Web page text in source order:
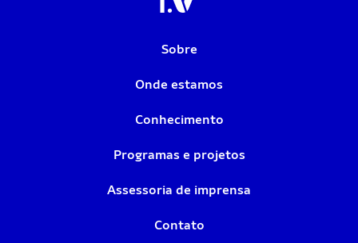
Sobre
Onde estamos
Conhecimento
Programas e projetos
Assessoria de imprensa
Contato